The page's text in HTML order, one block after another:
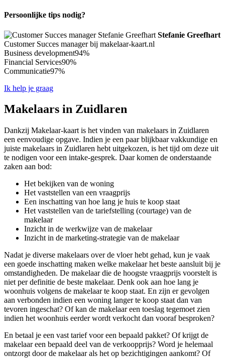
Persoonlijke tips nodig?
Stefanie Greefhart
Customer Succes manager bij makelaar-kaart.nl
Business development94%
Financial Services90%
Communicatie97%
Ik help je graag
Makelaars in Zuidlaren
Dankzij Makelaar-kaart is het vinden van makelaars in Zuidlaren
een eenvoudige opgave. Indien je een paar blijkbaar vakkundige en
juiste makelaars in Zuidlaren hebt uitgekozen, is het tijd om deze uit
te nodigen voor een intake-gesprek. Daar komen de onderstaande
zaken aan bod:
Het bekijken van de woning
Het vaststellen van een vraagprijs
Een inschatting van hoe lang je huis te koop staat
Het vaststellen van de tariefstelling (courtage) van de
makelaar
Inzicht in de werkwijze van de makelaar
Inzicht in de marketing-strategie van de makelaar
Nadat je diverse makelaars over de vloer hebt gehad, kun je vaak
een goede inschatting maken welke makelaar het beste aansluit bij je
omstandigheden. De makelaar die de hoogste vraagprijs voorstelt is
niet per definitie de beste makelaar. Denk ook aan hoe lang je
woonhuis volgens de makelaar te koop staat. En zijn er gevolgen
aan verbonden indien een woning langer te koop staat dan van
tevoren ingeschat? Of kan de makelaar een toeslag tegemoet zien
indien het woonhuis eerder wordt verkocht dan vooraf besproken?
En betaal je een vast tarief voor een bepaald pakket? Of krijgt de
makelaar een bepaald deel van de verkoopprijs? Word je helemaal
ontzorgt door de makelaar als het op bezichtigingen aankomt? Of